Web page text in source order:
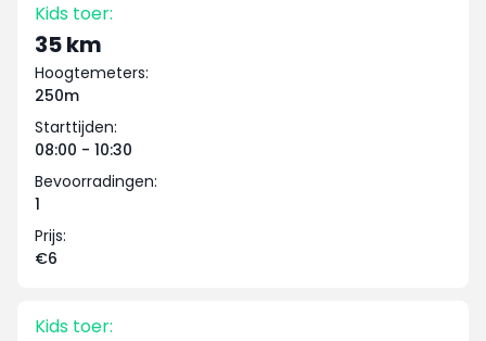
Kids toer:
35 km
Hoogtemeters:
250m
Starttijden:
08:00 - 10:30
Bevoorradingen:
1
Prijs:
€6
Kids toer: